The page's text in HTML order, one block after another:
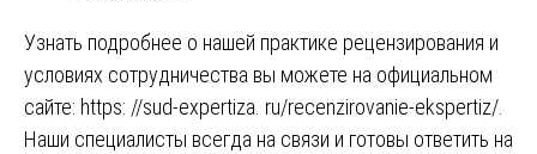
Узнать подробнее о нашей практике рецензирования и
условиях сотрудничества вы можете на официальном
сайте: https: //sud-expertiza. ru/recenzirovanie-ekspertiz/.
Наши специалисты всегда на связи и готовы ответить на